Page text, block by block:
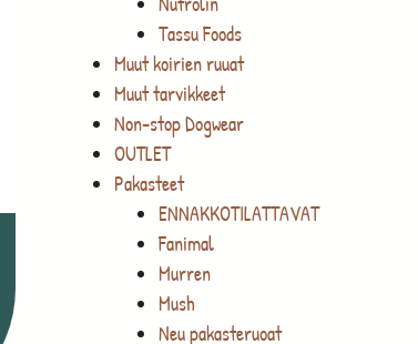
Tassu Foods
Muut koirien ruuat
Muut tarvikkeet
Non-stop Dogwear
OUTLET
Pakasteet
ENNAKKOTILATTAVAT
Fanimal
Murren
Mush
Neu pakasteruoat